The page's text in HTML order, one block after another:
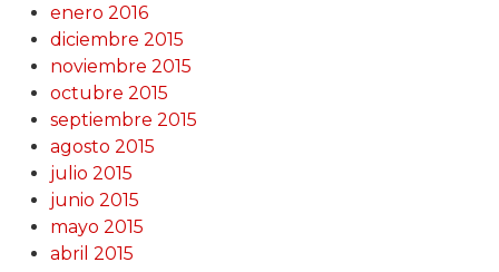
enero 2016
diciembre 2015
noviembre 2015
octubre 2015
septiembre 2015
agosto 2015
julio 2015
junio 2015
mayo 2015
abril 2015